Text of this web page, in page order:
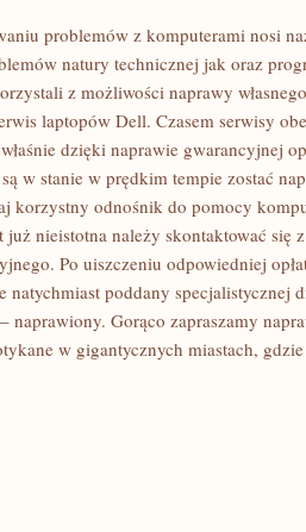
problemów z komputerami nosi
natury technicznej jak oraz
z możliwości naprawy
laptopów Dell. Czasem serwisy
dzięki naprawie gwarancyjnej
w stanie w prędkim tempie zostać
korzystny odnośnik do pomocy
już nieistotna należy skontaktować się
Po uiszczeniu odpowiedniej
natychmiast poddany specjalistycznej
naprawiony. Gorąco zapraszamy
w gigantycznych miastach,